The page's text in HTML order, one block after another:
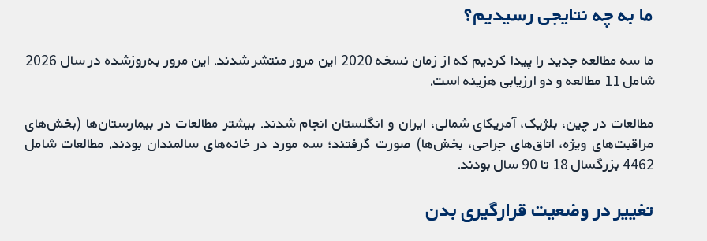
ما به چه نتایجی رسیدیم؟
ما سه مطالعه جدید را پیدا کردیم که از زمان نسخه 2020 این مرور منتشر شدند. این مرور به‌روز‌شده در سال 2026
شامل 11 مطالعه و دو ارزیابی هزینه است.
مطالعات در چین، بلژیک، آمریکای شمالی، ایران و انگلستان انجام شدند. بیشتر مطالعات در بیمارستان‌ها (بخش‌های
مراقبت‌های ویژه، اتاق‌های جراحی، بخش‌ها) صورت گرفتند؛ سه مورد در خانه‌های سالمندان بودند. مطالعات شامل
4462 بزرگسال 18 تا 90 سال بودند.
تغییر در وضعیت قرارگیری بدن